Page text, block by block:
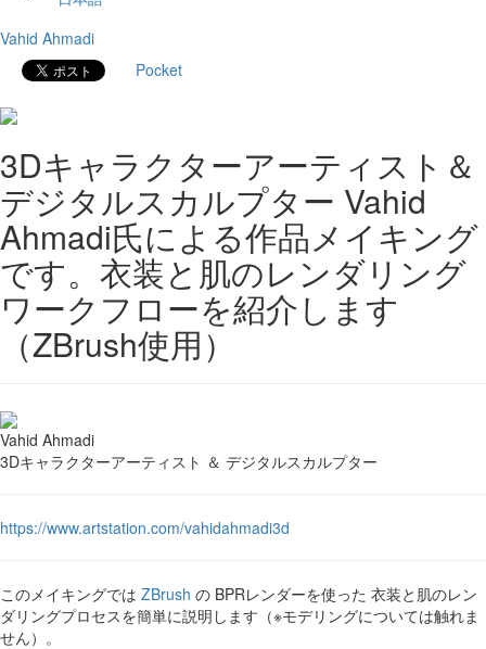
Vahid Ahmadi
Pocket
3Dキャラクターアーティスト＆
デジタルスカルプター Vahid
Ahmadi氏による作品メイキング
です。衣装と肌のレンダリング
ワークフローを紹介します
（ZBrush使用）
Vahid Ahmadi
3Dキャラクターアーティスト ＆ デジタルスカルプター
https://www.artstation.com/vahidahmadi3d
このメイキングでは ZBrush の BPRレンダーを使った 衣装と肌のレン
ダリングプロセスを簡単に説明します（※モデリングについては触れま
せん）。